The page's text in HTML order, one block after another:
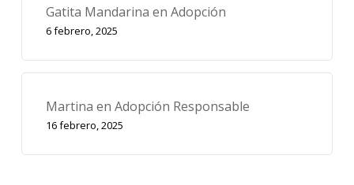
Gatita Mandarina en Adopción
6 febrero, 2025
Martina en Adopción Responsable
16 febrero, 2025